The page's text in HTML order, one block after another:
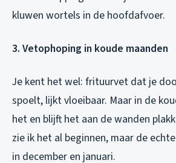
kluwen wortels in de hoofdafvoer.
3. Vetophoping in koude maanden
Je kent het wel: frituurvet dat je
spoelt, lijkt vloeibaar. Maar in de
het en blijft het aan de wanden
zie ik het al beginnen, maar de
in december en januari.